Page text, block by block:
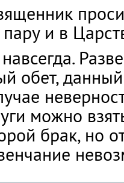
и в
обет, данный
можно
брак, но